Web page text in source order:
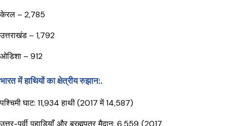
केरल – 2,785
उत्तराखंड – 1,792
ओडिशा – 912
भारत में हाथियों का क्षेत्रीय रुझान:.
पश्चिमी घाट: 11,934 हाथी (2017 में 14,587)
उत्तर-पूर्वी पहाड़ियाँ और ब्रह्मपुत्र मैदान: 6,559 (2017